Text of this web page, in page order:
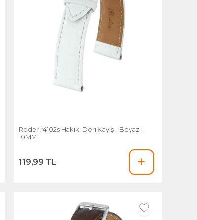
Roder r4102s Hakiki Deri Kayış - Beyaz -
10MM
119,99 TL